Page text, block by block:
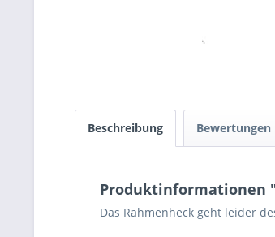
Beschreibung Bewertungen
Produktinformationen
Das Rahmenheck geht leider